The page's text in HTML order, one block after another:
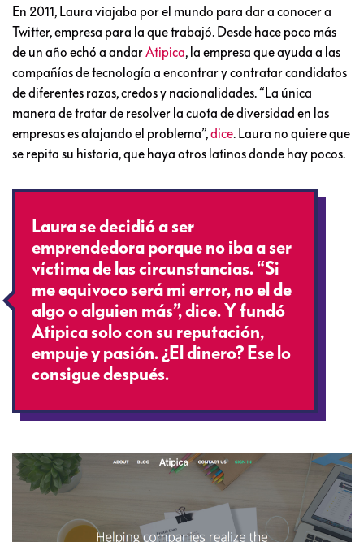
En 2011, Laura viajaba por el mundo para dar a conocer a
Twitter, empresa para la que trabajó. Desde hace poco más
de un año echó a andarAtipica, la empresa que ayuda a las
compañías de tecnología a encontrar y contratar candidatos
de diferentes razas, credos y nacionalidades. “La única
manera de tratar de resolver la cuota de diversidad en las
empresas es atajando el problema”,dice. Laura no quiere que
se repita su historia, que haya otros latinos donde hay pocos.
Laura se decidió a ser
emprendedora porque no iba a ser
víctima de las circunstancias. “Si
me equivoco será mi error, no el de
algo o alguien más”, dice. Y fundó
Atipica solo con su reputación,
empuje y pasión. ¿El dinero? Ese lo
consigue después.